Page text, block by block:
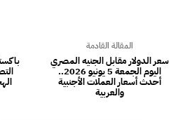
المقالة القادمة
سعر الدولار مقابل الجنيه المصري
اليوم الجمعة 5 يونيو 2026..
أحدث أسعار العملات الأجنبية
والعربية